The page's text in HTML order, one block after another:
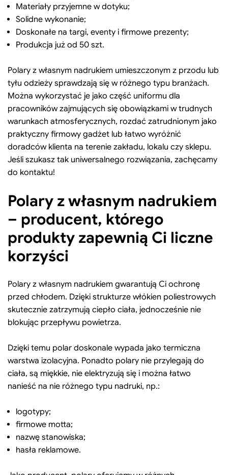
Materiały przyjemne w dotyku;
Solidne wykonanie;
Doskonałe na targi, eventy i firmowe prezenty;
Produkcja już od 50 szt.
Polary z własnym nadrukiem umieszczonym z przodu lub
tyłu odzieży sprawdzają się w różnego typu branżach.
Można wykorzystać je jako część uniformu dla
pracowników zajmujących się obowiązkami w trudnych
warunkach atmosferycznych, rozdać zatrudnionym jako
praktyczny firmowy gadżet lub łatwo wyróżnić
doradców klienta na terenie zakładu, lokalu czy sklepu.
Jeśli szukasz tak uniwersalnego rozwiązania, zachęcamy
do kontaktu!
Polary z własnym nadrukiem
– producent, którego
produkty zapewnią Ci liczne
korzyści
Polary z własnym nadrukiem gwarantują Ci ochronę
przed chłodem. Dzięki strukturze włókien poliestrowych
skutecznie zatrzymują ciepło ciała, jednocześnie nie
blokując przepływu powietrza.
Dzięki temu polar doskonale wypada jako termiczna
warstwa izolacyjna. Ponadto polary nie przylegają do
ciała, są miękkie, nie elektryzują się i można łatwo
nanieść na nie różnego typu nadruki, np.:
logotypy;
firmowe motta;
nazwę stanowiska;
hasła reklamowe.